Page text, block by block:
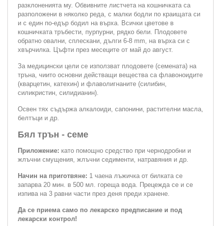
разклоненията му. Обвивните листчета на кошничката са
разположени в няколко реда, с малки бодли по краищата си
и с един по-едър бодил на върха. Всички цветове в
кошничката тръбести, пурпурни, рядко бели. Плодовете
обратно овални, сплескани, дълги 6-8 mm, на върха си с
хвърчилка. Цъфти през месеците от май до август.
За медицински цели се използват плодовете (семената) на
тръна, чиито основни действащи вещества са флавоноидите
(кварцетин, катехин) и флаволигнаните (силибин,
силикристин, силидианин).
Освен тях съдържа алкалоиди, сапонини, растителни масла,
белтъци и др.
Бял трън - семе
Приложение: като помощно средство при чернодробни и
жлъчни смущения, жлъчни седименти, натравяния и др.
Начин на приготвяне: 1 чаена лъжичка от билката се
запарва 20 мин. в 500 мл. гореща вода. Прецежда се и се
изпива на 3 равни части през деня преди хранене.
Да се приема само по лекарско предписание и под
лекарски контрол!